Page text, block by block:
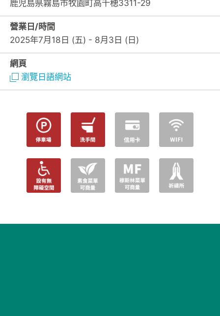
鹿児島県霧島市牧園町高千穂3311-29
營業日/時間
2025年7月18日 (五) - 8月3日 (日)
網頁
瀏覽日語網站